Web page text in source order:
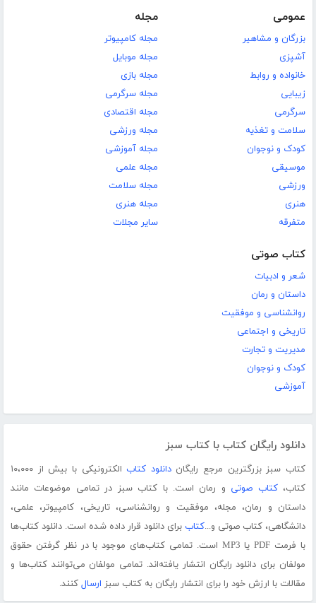
عمومی
بزرگان و مشاهیر
آشپزی
خانواده و روابط
زیبایی
سرگرمی
سلامت و تغذیه
کودک و نوجوان
موسیقی
ورزشی
هنری
متفرقه
مجله
مجله کامپیوتر
مجله موبایل
مجله بازی
مجله سرگرمی
مجله اقتصادی
مجله ورزشی
مجله آموزشی
مجله علمی
مجله سلامت
مجله هنری
سایر مجلات
کتاب صوتی
شعر و ادبیات
داستان و رمان
روانشناسی و موفقیت
تاریخی و اجتماعی
مدیریت و تجارت
کودک و نوجوان
آموزشی
دانلود رایگان کتاب با کتاب سبز
کتاب سبز بزرگترین مرجع رایگاندانلود کتاب
الکترونیکی با بیش از ۱۰،۰۰۰
کتاب،کتاب صوتی و رمان است. با کتاب سبز در تمامی موضوعات مانند
داستان و رمان، مجله، موفقیت و روانشناسی، تاریخی، کامپیوتر، علمی،
دانشگاهی، کتاب صوتی و...کتاب برای دانلود قرار داده شده است. دانلود کتاب‌ها
با فرمت PDF یا MP3 است. تمامی کتاب‌های موجود با در نظر گرفتن حقوق
مولفان برای دانلود رایگان انتشار یافته‌اند. تمامی مولفان می‌توانند کتاب‌ها و
مقالات با ارزش خود را برای انتشار رایگان به کتاب سبز ارسال کنند.